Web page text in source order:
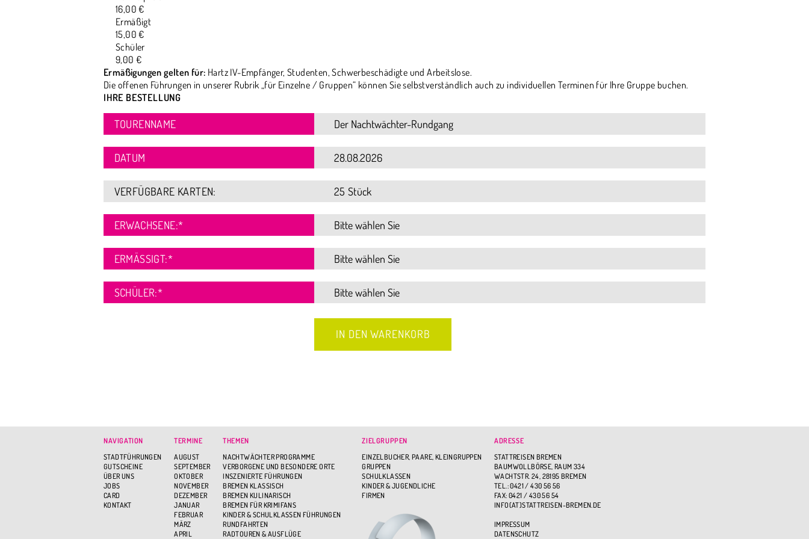
16,00 €
Ermäßigt
15,00 €
Schüler
9,00 €
Ermäßigungen gelten für: Hartz IV-Empfänger, Studenten, Schwerbeschädigte und Arbeitslose.
Die offenen Führungen in unserer Rubrik „für Einzelne / Gruppen“ können Sie selbstverständlich auch zu individuellen Terminen für Ihre Gruppe buchen.
IHRE BESTELLUNG
TOURENNAME
DATUM
VERFÜGBARE KARTEN: 25 Stück
ERWACHSENE:*
ERMÄSSIGT: *
SCHÜLER:*
NAVIGATION
STADTFÜHRUNGEN
GUTSCHEINE
ÜBER UNS
JOBS
CARD
KONTAKT
TERMINE
AUGUST
SEPTEMBER
OKTOBER
NOVEMBER
DEZEMBER
JANUAR
FEBRUAR
MÄRZ
APRIL
THEMEN
NACHTWÄCHTER PROGRAMME
VERBORGENE UND BESONDERE ORTE
INSZENIERTE FÜHRUNGEN
BREMEN KLASSISCH
BREMEN KULINARISCH
BREMEN FÜR KRIMIFANS
KINDER & SCHULKLASSEN FÜHRUNGEN
RUNDFAHRTEN
RADTOUREN & AUSFLÜGE
ZIELGRUPPEN
EINZELBUCHER, PAARE, KLEINGRUPPEN
GRUPPEN
SCHULKLASSEN
KINDER & JUGENDLICHE
FIRMEN
ADRESSE
STATTREISEN BREMEN
BAUMWOLLBÖRSE, RAUM 334
WACHTSTR. 24, 28195 BREMEN
TEL.: 0421 / 430 56 56
FAX: 0421 / 430 56 54
INFO(AT)STATTREISEN-BREMEN.DE
IMPRESSUM
DATENSCHUTZ